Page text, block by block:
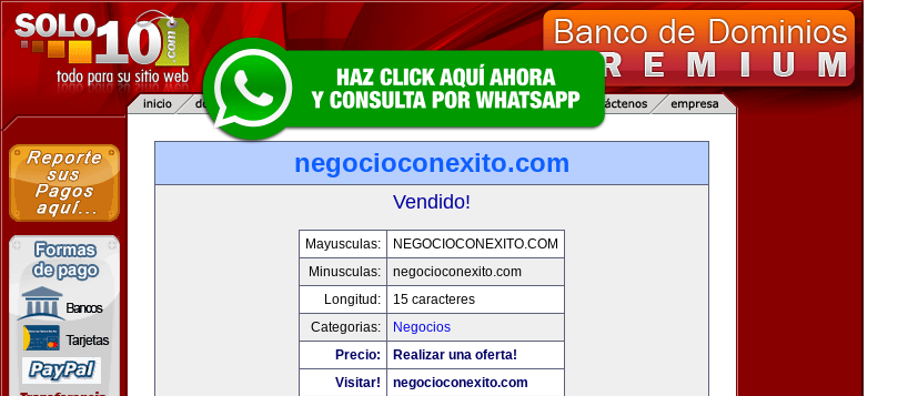
negocioconexito.com
Vendido!
Mayusculas:
NEGOCIOCONEXITO.COM
Minusculas:
negocioconexito.com
Longitud:
15 caracteres
Categorias:
Negocios
Precio:
Realizar una oferta!
Visitar!
negocioconexito.com